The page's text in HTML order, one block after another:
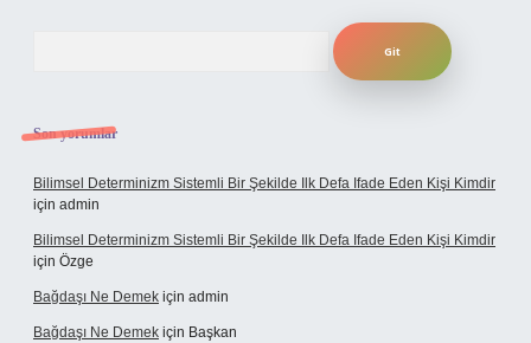
Son yorumlar
Bilimsel Determinizm Sistemli Bir Şekilde Ilk Defa Ifade Eden Kişi Kimdir
için admin
Bilimsel Determinizm Sistemli Bir Şekilde Ilk Defa Ifade Eden Kişi Kimdir
için Özge
Bağdaşı Ne Demek için admin
Bağdaşı Ne Demek için Başkan